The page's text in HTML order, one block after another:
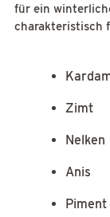
für ein
charakteristisch
Zimt
Nelken
Anis
Piment